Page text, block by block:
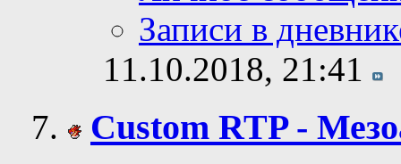
Записи в
11.10.2018, 21:41
Custom RTP -